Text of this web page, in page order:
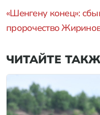
«Шенгену конец»:
пророчество
ЧИТАЙТЕ